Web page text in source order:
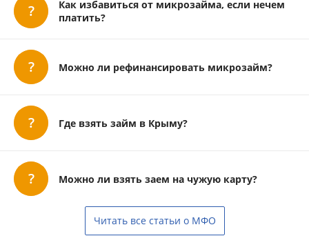
Как избавиться от микрозайма, если нечем
платить?
Можно ли рефинансировать микрозайм?
Где взять займ в Крыму?
Можно ли взять заем на чужую карту?
Читать все статьи о МФО